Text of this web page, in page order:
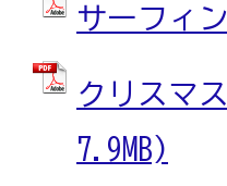
サーフィ
クリスマ
7.9MB)